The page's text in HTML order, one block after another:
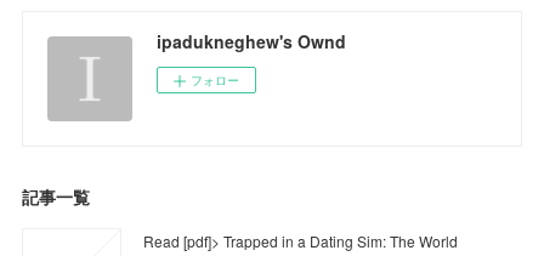
ipadukneghew's Ownd
フォロー
記事一覧
Read [pdf]> Trapped in a Dating Sim: The World